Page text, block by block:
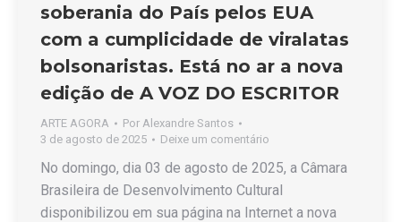
soberania do País pelos EUA
com a cumplicidade de viralatas
bolsonaristas. Está no ar a nova
edição de A VOZ DO ESCRITOR
ARTE AGORA Por Alexandre Santos
3 de agosto de 2025
Deixe um comentário
No domingo, dia 03 de agosto de 2025, a Câmara
Brasileira de Desenvolvimento Cultural
disponibilizou em sua página na Internet a nova